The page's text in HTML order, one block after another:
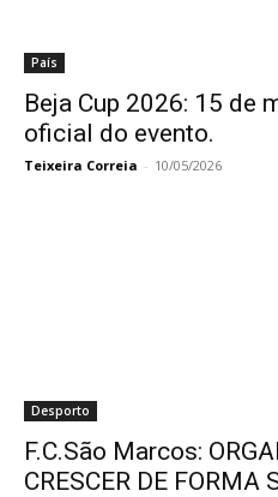
País
Beja Cup 2026: 15 de
oficial do evento.
Teixeira Correia - 10/05/2026
Desporto
F.C.São Marcos:
CRESCER DE FORMA